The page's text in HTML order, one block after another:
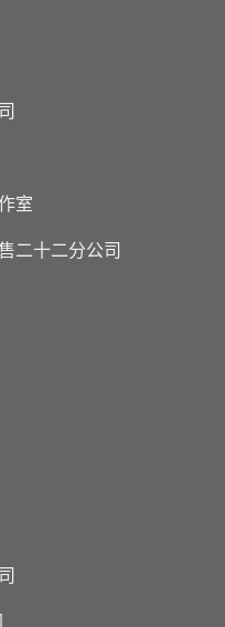
室
二十二分公司